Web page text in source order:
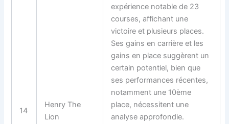
14
Henry The
Lion
expérience notable de 23
courses, affichant une
victoire et plusieurs places.
Ses gains en carrière et les
gains en place suggèrent un
certain potentiel, bien que
ses performances récentes,
notamment une 10ème
place, nécessitent une
analyse approfondie.